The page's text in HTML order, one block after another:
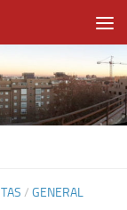
/ GENERAL